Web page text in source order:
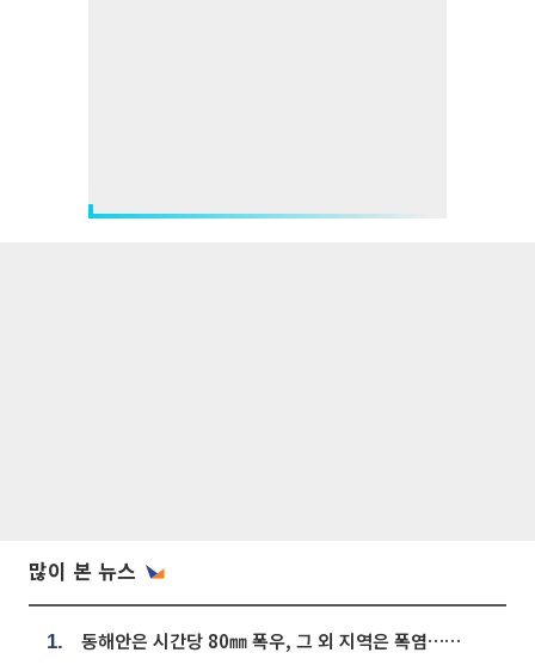
많이 본 뉴스
1. 동해안은 시간당 80㎜ 폭우, 그 외 지역은 폭염…‘극과 극 날씨’